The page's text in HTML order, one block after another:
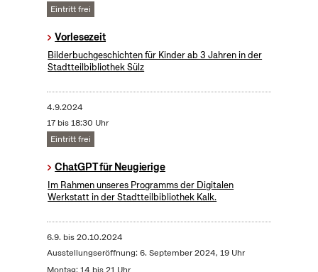
Eintritt frei
Vorlesezeit
Bilderbuchgeschichten für Kinder ab 3 Jahren in der
Stadtteilbibliothek Sülz
4.9.2024
17 bis 18:30 Uhr
Eintritt frei
ChatGPT für Neugierige
Im Rahmen unseres Programms der Digitalen
Werkstatt in der Stadtteilbibliothek Kalk.
6.9. bis20.10.2024
Ausstellungseröffnung: 6. September 2024, 19 Uhr